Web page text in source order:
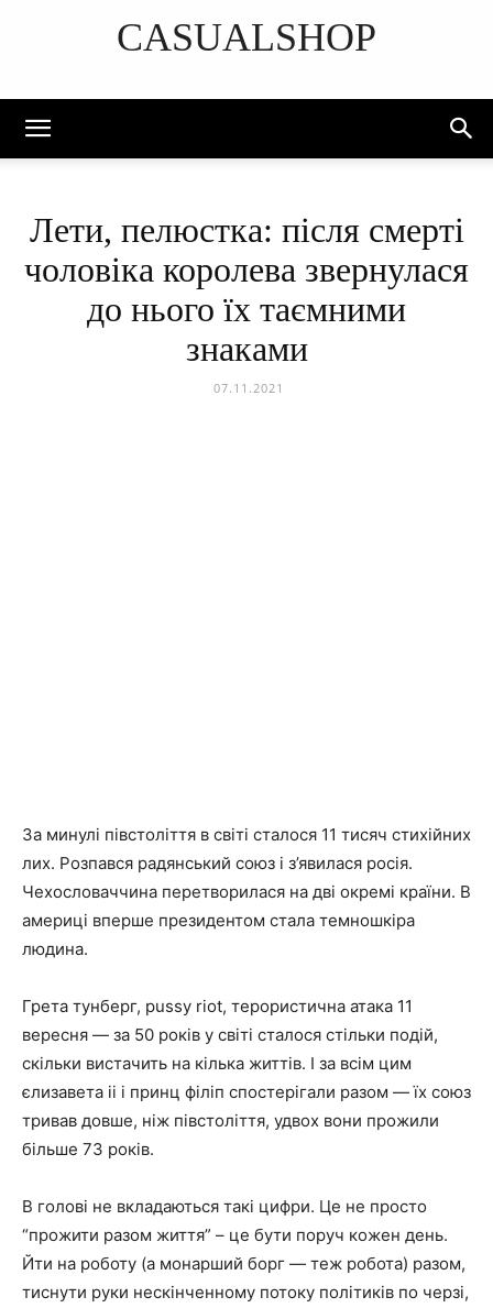
CASUALSHOP
Лети, пелюстка: після смерті
чоловіка королева звернулася
до нього їх таємними
знаками
07.11.2021
За минулі півстоліття в світі сталося 11 тисяч стихійних
лих. Розпався радянський союз і з’явилася росія.
Чехословаччина перетворилася на дві окремі країни. В
америці вперше президентом стала темношкіра
людина.
Грета тунберг, pussy riot, терористична атака 11
вересня — за 50 років у світі сталося стільки подій,
скільки вистачить на кілька життів. І за всім цим
єлизавета ii і принц філіп спостерігали разом — їх союз
тривав довше, ніж півстоліття, удвох вони прожили
більше 73 років.
В голові не вкладаються такі цифри. Це не просто
“прожити разом життя” – це бути поруч кожен день.
Йти на роботу (а монарший борг — теж робота) разом,
тиснути руки нескінченному потоку політиків по черзі,